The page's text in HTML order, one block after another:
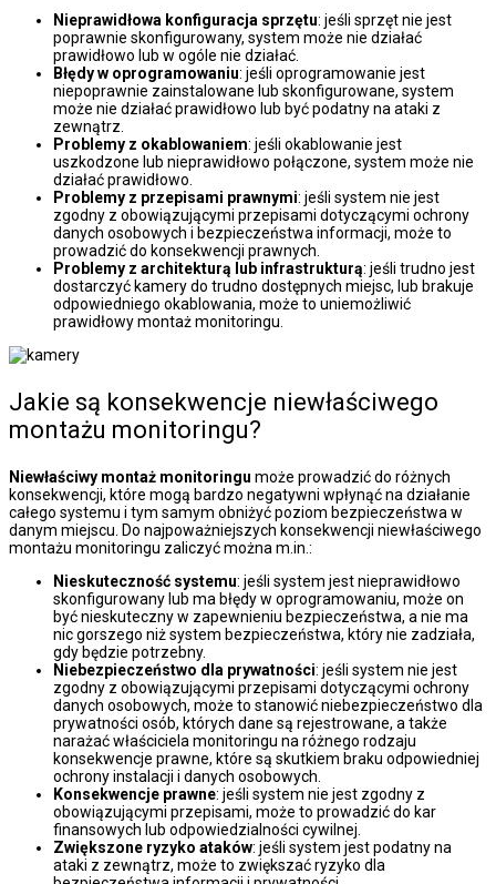
Nieprawidłowa konfiguracja sprzętu: jeśli sprzęt nie jest
poprawnie skonfigurowany, system może nie działać
prawidłowo lub w ogóle nie działać.
Błędy w oprogramowaniu: jeśli oprogramowanie jest
niepoprawnie zainstalowane lub skonfigurowane, system
może nie działać prawidłowo lub być podatny na ataki z
zewnątrz.
Problemy z okablowaniem: jeśli okablowanie jest
uszkodzone lub nieprawidłowo połączone, system może nie
działać prawidłowo.
Problemy z przepisami prawnymi: jeśli system nie jest
zgodny z obowiązującymi przepisami dotyczącymi ochrony
danych osobowych i bezpieczeństwa informacji, może to
prowadzić do konsekwencji prawnych.
Problemy z architekturą lub infrastrukturą: jeśli trudno jest
dostarczyć kamery do trudno dostępnych miejsc, lub brakuje
odpowiedniego okablowania, może to uniemożliwić
prawidłowy montaż monitoringu.
Jakie są konsekwencje niewłaściwego
montażu monitoringu?
Niewłaściwy montaż monitoringu może prowadzić do różnych
konsekwencji, które mogą bardzo negatywni wpłynąć na działanie
całego systemu i tym samym obniżyć poziom bezpieczeństwa w
danym miejscu. Do najpoważniejszych konsekwencji niewłaściwego
montażu monitoringu zaliczyć można m.in.:
Nieskuteczność systemu: jeśli system jest nieprawidłowo
skonfigurowany lub ma błędy w oprogramowaniu, może on
być nieskuteczny w zapewnieniu bezpieczeństwa, a nie ma
nic gorszego niż system bezpieczeństwa, który nie zadziała,
gdy będzie potrzebny.
Niebezpieczeństwo dla prywatności: jeśli system nie jest
zgodny z obowiązującymi przepisami dotyczącymi ochrony
danych osobowych, może to stanowić niebezpieczeństwo dla
prywatności osób, których dane są rejestrowane, a także
narażać właściciela monitoringu na różnego rodzaju
konsekwencje prawne, które są skutkiem braku odpowiedniej
ochrony instalacji i danych osobowych.
Konsekwencje prawne: jeśli system nie jest zgodny z
obowiązującymi przepisami, może to prowadzić do kar
finansowych lub odpowiedzialności cywilnej.
Zwiększone ryzyko ataków: jeśli system jest podatny na
ataki z zewnątrz, może to zwiększać ryzyko dla